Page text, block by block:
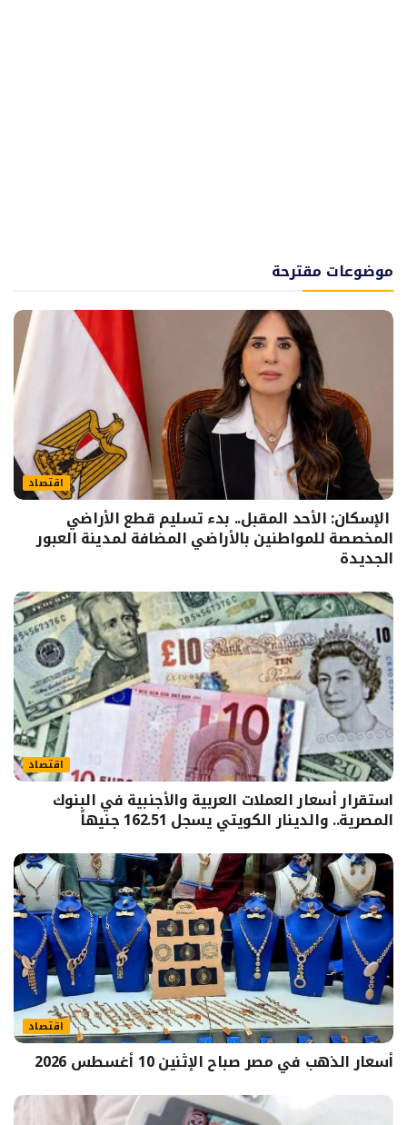
موضوعات مقترحة
اقتصاد
الإسكان: الأحد المقبل.. بدء تسليم قطع الأراضي
المخصصة للمواطنين بالأراضي المضافة لمدينة العبور
الجديدة
اقتصاد
استقرار أسعار العملات العربية والأجنبية في البنوك
المصرية.. والدينار الكويتي يسجل 162.51 جنيهاً
اقتصاد
أسعار الذهب في مصر صباح الإثنين 10 أغسطس 2026